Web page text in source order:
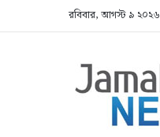
রবিবার, আগস্ট ৯ ২০২৬